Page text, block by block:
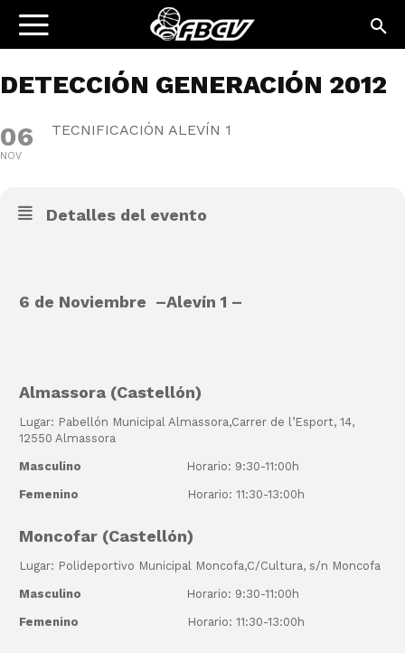
DETECCIÓN GENERACIÓN 2012
06
NOV
TECNIFICACIÓN ALEVÍN 1
Detalles del evento
6 de Noviembre –Alevín 1 –
Almassora (Castellón)
Lugar: Pabellón Municipal Almassora,Carrer de l’Esport, 14,
12550 Almassora
Masculino Horario: 9:30-11:00h
Femenino Horario: 11:30-13:00h
Moncofar (Castellón)
Lugar: Polideportivo Municipal Moncofa,C/Cultura, s/n Moncofa
Masculino Horario: 9:30-11:00h
Femenino Horario: 11:30-13:00h